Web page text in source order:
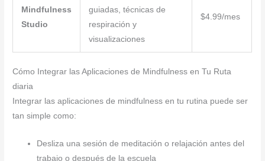
Mindfulness
Studio
guiadas, técnicas de
respiración y
visualizaciones
$4.99/mes
Cómo Integrar las Aplicaciones de Mindfulness en Tu Ruta
diaria
Integrar las aplicaciones de mindfulness en tu rutina puede ser
tan simple como:
Desliza una sesión de meditación o relajación antes del
trabajo o después de la escuela